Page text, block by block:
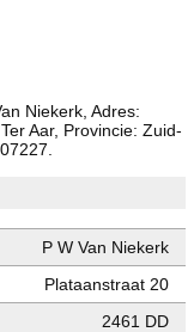
Niekerk, Adres:
Aar, Provincie: Zuid-
P W Van Niekerk
Plataanstraat 20
2461 DD